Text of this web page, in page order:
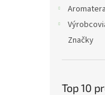
Značky
Top 10